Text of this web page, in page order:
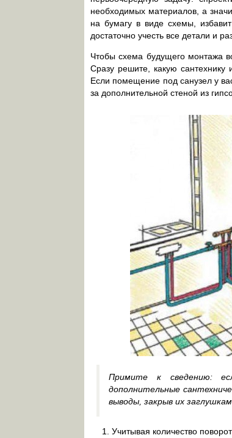
необходимых материалов, а
на бумагу в виде схемы,
достаточно учесть все детали и
Чтобы схема будущего монтажа
Сразу решите, какую сантехнику
Если помещение под санузел у
за дополнительной стеной из
Примите к сведению:
дополнительные
выводы, закрыв их
Учитывая количество